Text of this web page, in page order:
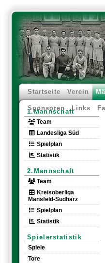
Startseite Verein
Sponsoren Links
1.Mannschaft
Team
Landesliga Süd
Spielplan
Statistik
2.Mannschaft
Team
Kreisoberliga
Mansfeld-Südharz
Spielplan
Statistik
Spielerstatistik
Spiele
Tore